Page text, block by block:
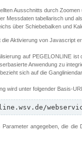
Ausschnitts durch Zoomen
Messdaten tabellarisch und
über Schiebebalken und
Aktivierung von Javascript
auf PEGELONLINE
Anwendung zu
sich auf die
wird unter folgender Basis-
angegeben, die die